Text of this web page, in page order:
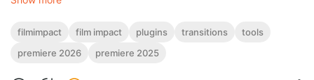
версии Премьера, ставите версию 26. Можно любую
всего, не нужно, если у вас не лицензия.
Pro 2026\PlugIns\Common\FilmImpact
filmimpact film impact plugins transitions
tools
premiere 2026
premiere 2025